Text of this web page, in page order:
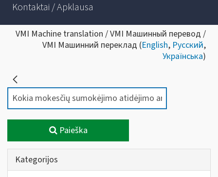
Kontaktai / Apklausa
VMI Machine translation / VMI Машинный перевод /
VMI Машинний переклад (English, Русский,
Українська)
Paieška
Kategorijos